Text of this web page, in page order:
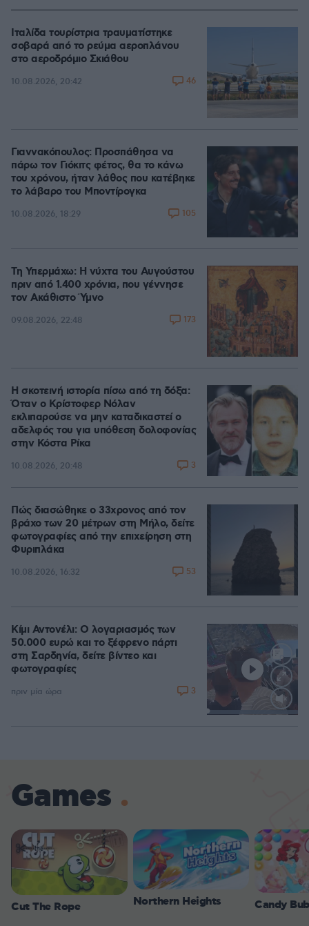
Ιταλίδα τουρίστρια τραυματίστηκε
σοβαρά από το ρεύμα αεροπλάνου
στο αεροδρόμιο Σκιάθου
10.08.2026, 20:42 46
Γιαννακόπουλος: Προσπάθησα να
πάρω τον Γιόκιτς φέτος, θα το κάνω
του χρόνου, ήταν λάθος που κατέβηκε
το λάβαρο του Μποντίρογκα
10.08.2026, 18:29 105
Τη Υπερμάχω: Η νύχτα του Αυγούστου
πριν από 1.400 χρόνια, που γέννησε
τον Ακάθιστο Ύμνο
09.08.2026, 22:48 173
Η σκοτεινή ιστορία πίσω από τη δόξα:
Όταν ο Κρίστοφερ Νόλαν
εκλιπαρούσε να μην καταδικαστεί ο
αδελφός του για υπόθεση δολοφονίας
στην Κόστα Ρίκα
10.08.2026, 20:48 3
Πώς διασώθηκε ο 33χρονος από τον
βράχο των 20 μέτρων στη Μήλο, δείτε
φωτογραφίες από την επιχείρηση στη
Φυριπλάκα
10.08.2026, 16:32 53
Loaded:
Κίμι Αντονέλι: Ο λογαριασμός των
50.000 ευρώ και το ξέφρενο πάρτι
στη Σαρδηνία, δείτε βίντεο και
φωτογραφίες
πριν μία ώρα 3
Games
Cut The Rope Northern Heights Candy